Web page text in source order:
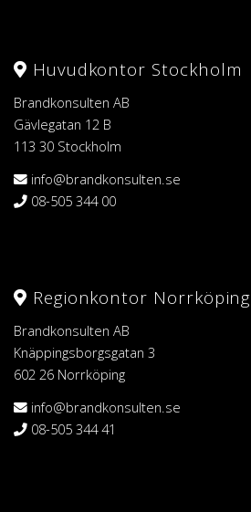
Huvudkontor Stockholm
Brandkonsulten AB
Gävlegatan 12 B
113 30 Stockholm
info@brandkonsulten.se
08-505 344 00
Regionkontor Norrköping
Brandkonsulten AB
Knäppingsborgsgatan 3
602 26 Norrköping
info@brandkonsulten.se
08-505 344 41